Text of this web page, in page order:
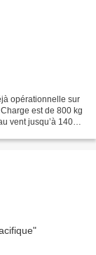
opérationnelle sur
est de 800 kg
vent jusqu’à 140